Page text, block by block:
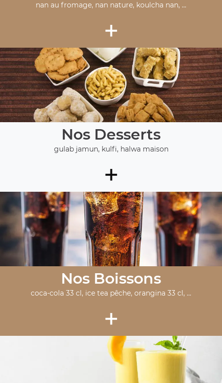
nan au fromage, nan nature, koulcha nan, ...
+
Nos Desserts
gulab jamun, kulfi, halwa maison
+
Nos Boissons
coca-cola 33 cl, ice tea pêche, orangina 33 cl, ...
+